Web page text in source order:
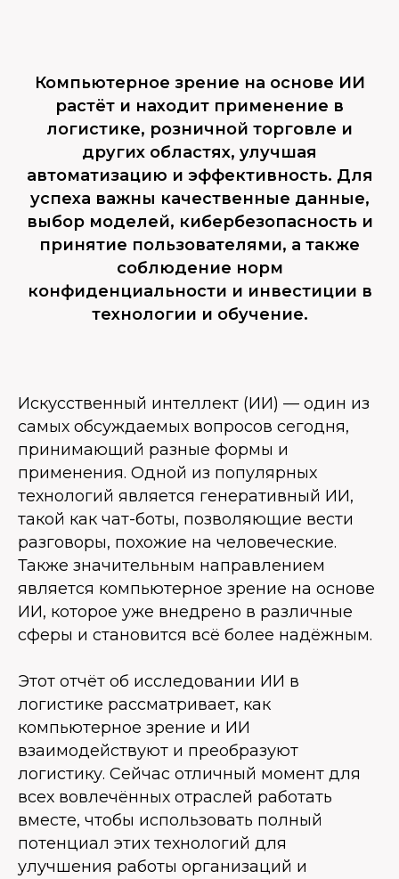
Компьютерное зрение на основе ИИ
растёт и находит применение в
логистике, розничной торговле и
других областях, улучшая
автоматизацию и эффективность. Для
успеха важны качественные данные,
выбор моделей, кибербезопасность и
принятие пользователями, а также
соблюдение норм
конфиденциальности и инвестиции в
технологии и обучение.
Искусственный интеллект (ИИ) — один из
самых обсуждаемых вопросов сегодня,
принимающий разные формы и
применения. Одной из популярных
технологий является генеративный ИИ,
такой как чат-боты, позволяющие вести
разговоры, похожие на человеческие.
Также значительным направлением
является компьютерное зрение на основе
ИИ, которое уже внедрено в различные
сферы и становится всё более надёжным.
Этот отчёт об исследовании ИИ в
логистике рассматривает, как
компьютерное зрение и ИИ
взаимодействуют и преобразуют
логистику. Сейчас отличный момент для
всех вовлечённых отраслей работать
вместе, чтобы использовать полный
потенциал этих технологий для
улучшения работы организаций и